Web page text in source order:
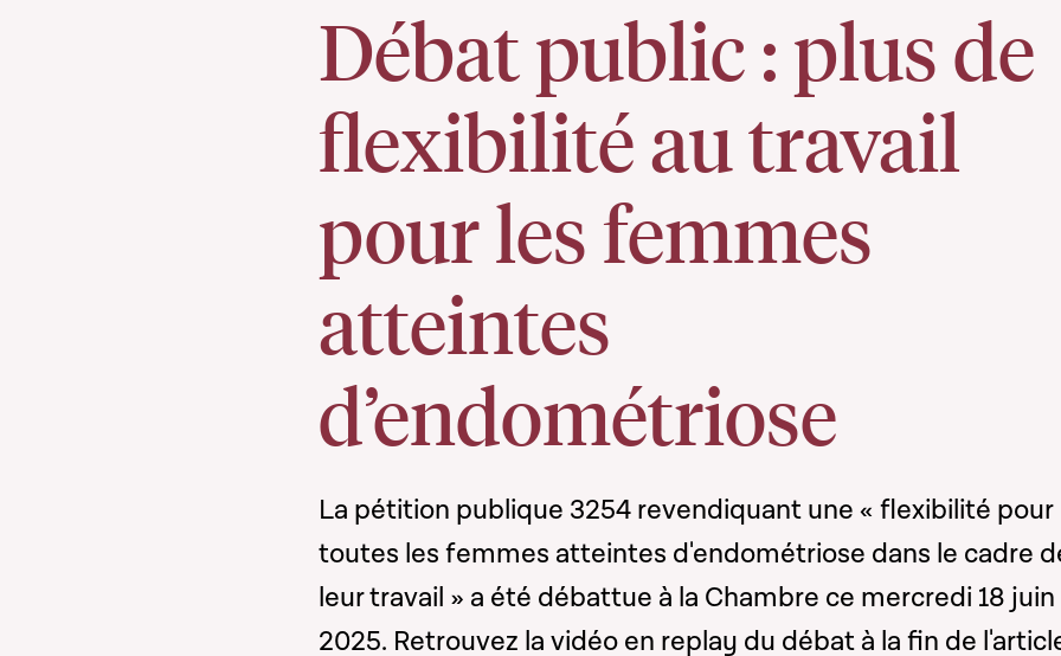
Débat public : plus de
flexibilité au travail
pour les femmes
atteintes
d’endométriose
La pétition publique 3254 revendiquant une « flexibilité pour
toutes les femmes atteintes d'endométriose dans le cadre
leur travail » a été débattue à la Chambre ce mercredi 18 juin
2025. Retrouvez la vidéo en replay du débat à la fin de